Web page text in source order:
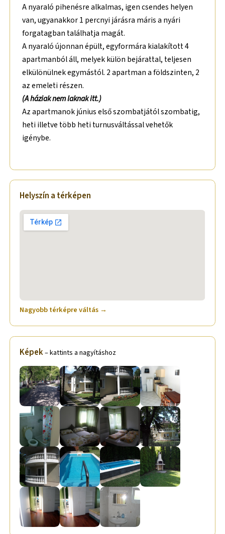
A nyaraló pihenésre alkalmas, igen csendes helyen
van, ugyanakkor 1 percnyi járásra máris a nyári
forgatagban találhatja magát.
A nyaraló újonnan épült, egyformára kialakított 4
apartmanból áll, melyek külön bejárattal, teljesen
elkülönülnek egymástól. 2 apartman a földszinten, 2
az emeleti részen.
(A háziak nem laknak itt.)
Az apartmanok június első szombatjától szombatig,
heti illetve több heti turnusváltással vehetők
igénybe.
Helyszín a térképen
Nagyobb térképre váltás →
Képek– kattints a nagyításhoz